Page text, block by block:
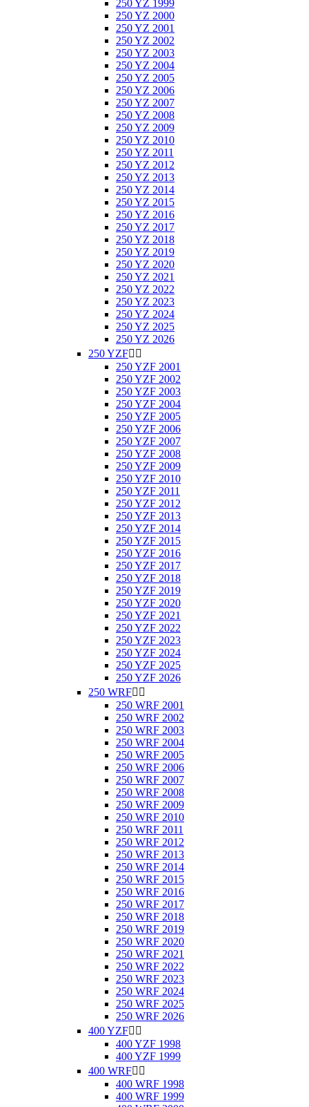
250 YZ 1999
250 YZ 2000
250 YZ 2001
250 YZ 2002
250 YZ 2003
250 YZ 2004
250 YZ 2005
250 YZ 2006
250 YZ 2007
250 YZ 2008
250 YZ 2009
250 YZ 2010
250 YZ 2011
250 YZ 2012
250 YZ 2013
250 YZ 2014
250 YZ 2015
250 YZ 2016
250 YZ 2017
250 YZ 2018
250 YZ 2019
250 YZ 2020
250 YZ 2021
250 YZ 2022
250 YZ 2023
250 YZ 2024
250 YZ 2025
250 YZ 2026
250 YZF 
250 YZF 2001
250 YZF 2002
250 YZF 2003
250 YZF 2004
250 YZF 2005
250 YZF 2006
250 YZF 2007
250 YZF 2008
250 YZF 2009
250 YZF 2010
250 YZF 2011
250 YZF 2012
250 YZF 2013
250 YZF 2014
250 YZF 2015
250 YZF 2016
250 YZF 2017
250 YZF 2018
250 YZF 2019
250 YZF 2020
250 YZF 2021
250 YZF 2022
250 YZF 2023
250 YZF 2024
250 YZF 2025
250 YZF 2026
250 WRF 
250 WRF 2001
250 WRF 2002
250 WRF 2003
250 WRF 2004
250 WRF 2005
250 WRF 2006
250 WRF 2007
250 WRF 2008
250 WRF 2009
250 WRF 2010
250 WRF 2011
250 WRF 2012
250 WRF 2013
250 WRF 2014
250 WRF 2015
250 WRF 2016
250 WRF 2017
250 WRF 2018
250 WRF 2019
250 WRF 2020
250 WRF 2021
250 WRF 2022
250 WRF 2023
250 WRF 2024
250 WRF 2025
250 WRF 2026
400 YZF 
400 YZF 1998
400 YZF 1999
400 WRF 
400 WRF 1998
400 WRF 1999